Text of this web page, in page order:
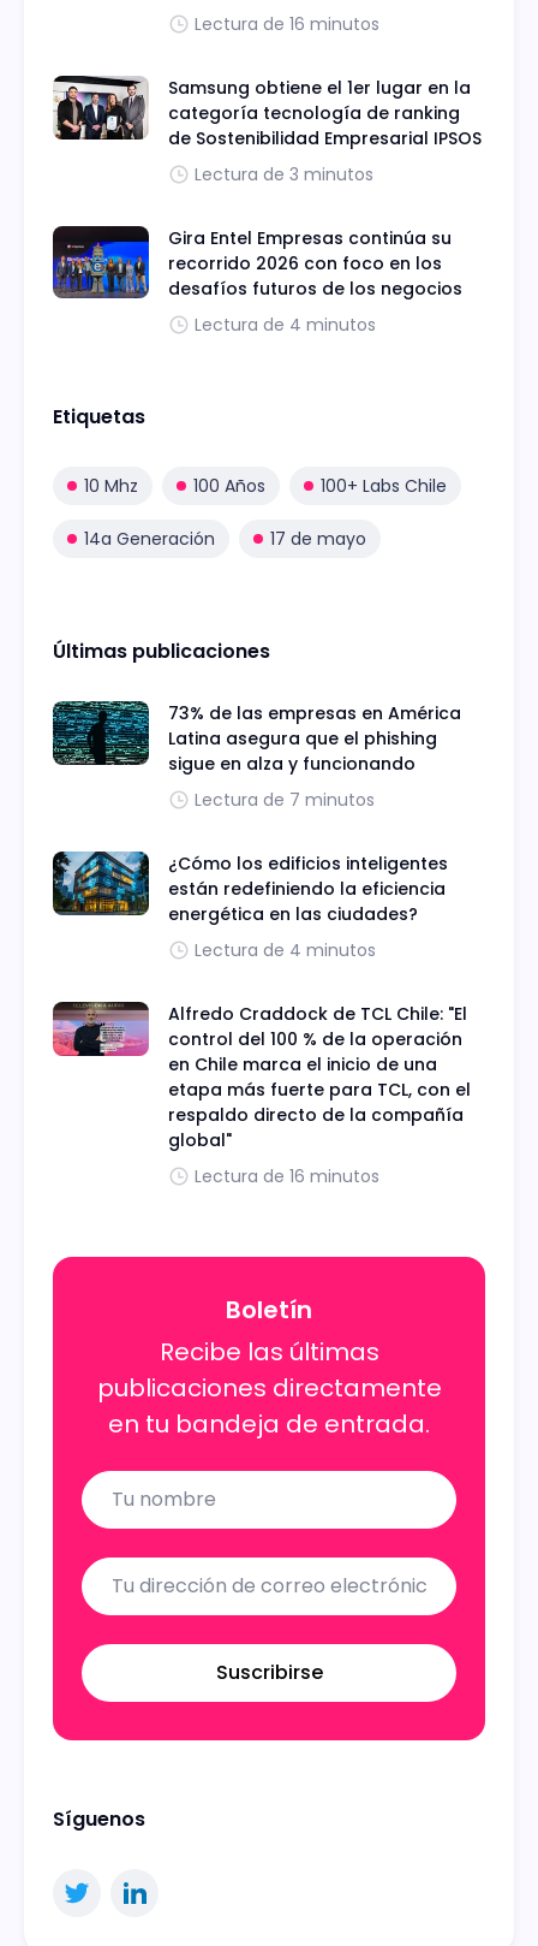
Lectura de 16 minutos
Samsung obtiene el 1er lugar en la
categoría tecnología de ranking
de Sostenibilidad Empresarial IPSOS
Lectura de 3 minutos
Gira Entel Empresas continúa su
recorrido 2026 con foco en los
desafíos futuros de los negocios
Lectura de 4 minutos
Etiquetas
10 Mhz 100 Años 100+ Labs Chile
14a Generación 17 de mayo
Últimas publicaciones
73% de las empresas en América
Latina asegura que el phishing
sigue en alza y funcionando
Lectura de 7 minutos
¿Cómo los edificios inteligentes
están redefiniendo la eficiencia
energética en las ciudades?
Lectura de 4 minutos
Alfredo Craddock de TCL Chile: "El
control del 100 % de la operación
en Chile marca el inicio de una
etapa más fuerte para TCL, con el
respaldo directo de la compañía
global"
Lectura de 16 minutos
Boletín
Recibe las últimas
publicaciones directamente
en tu bandeja de entrada.
Name
Email
Suscribirse
Síguenos